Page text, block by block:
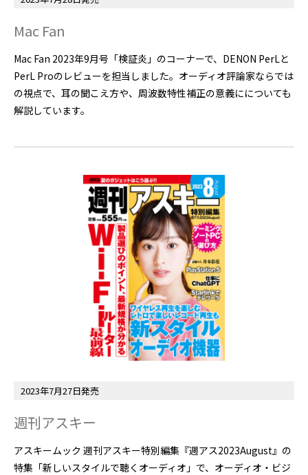
Mac Fan
Mac Fan 2023年9月号「検証炎」のコーナーで、DENON PerLと
PerL Proのレビューを担当しました。オーディオ評論家ならでは
の視点で、耳の聞こえ方や、周波数特性補正の意義にについても
解説しています。
2023年7月27日発売
週刊アスキー
アスキームック 週刊アスキー特別編集『週アス2023August』の
特集「新しいスタイルで聴くオーディオ」で、オーディオ・ビジ